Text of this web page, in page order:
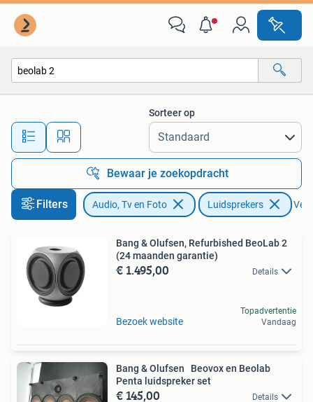
Alle afstanden…
Sorteer op
Bewaar je zoekopdracht
Filters Audio, Tv en Foto Luidsprekers
Bang & Olufsen, Refurbished BeoLab 2
(24 maanden garantie)
€ 1.495,00 Details
Bezoek website
Topadvertentie
Vandaag
Bang & Olufsen Beovox en Beolab
Penta luidspreker set
€ 145,00 Details